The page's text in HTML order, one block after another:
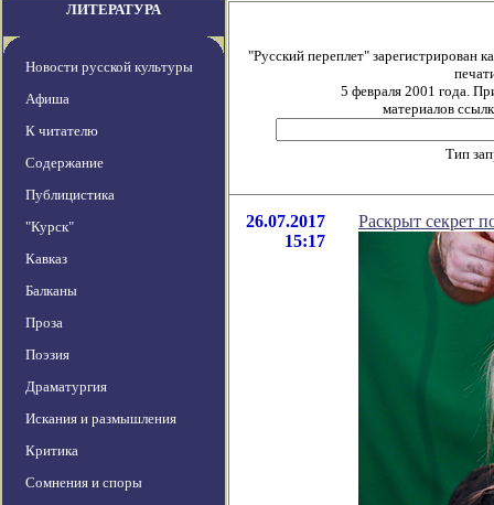
ЛИТЕРАТУРА
Новости русской культуры
Афиша
К читателю
Содержание
Публицистика
"Курск"
Кавказ
Балканы
Проза
Поэзия
Драматургия
Искания и размышления
Критика
Сомнения и споры
"Русский переплет" зарегистрирован
5 февраля 2001 года.
материалов
Тип
26.07.2017
15:17
Раскрыт секрет